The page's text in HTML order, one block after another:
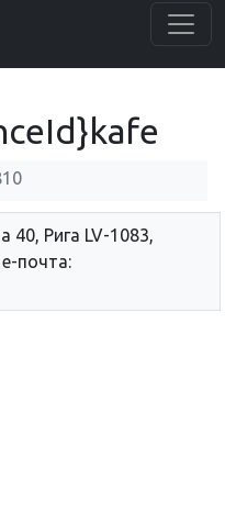
Рига LV-1083,
почта: